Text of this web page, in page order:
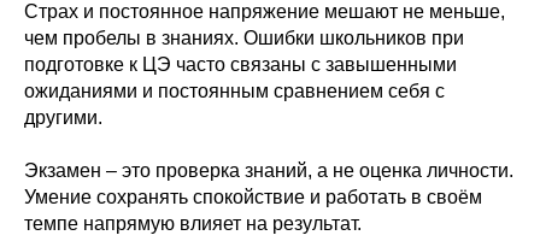
Страх и постоянное напряжение мешают не меньше,
чем пробелы в знаниях. Ошибки школьников при
подготовке к ЦЭ часто связаны с завышенными
ожиданиями и постоянным сравнением себя с
другими.
Экзамен – это проверка знаний, а не оценка личности.
Умение сохранять спокойствие и работать в своём
темпе напрямую влияет на результат.